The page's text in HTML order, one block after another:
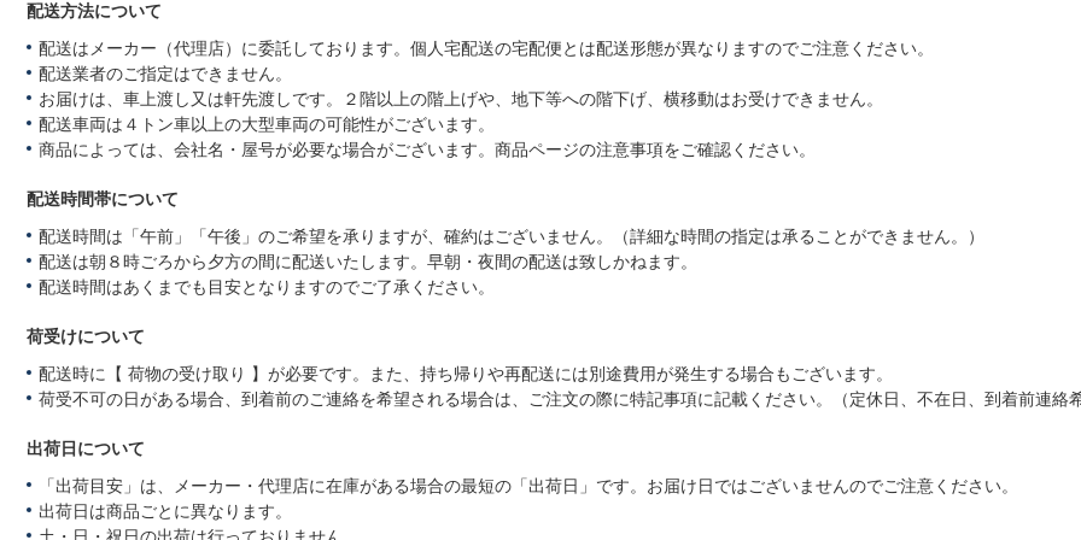
配送方法について
配送はメーカー（代理店）に委託しております。個人宅配送の宅配便とは配送形態が異なりますのでご注意ください。
配送業者のご指定はできません。
お届けは、車上渡し又は軒先渡しです。２階以上の階上げや、地下等への階下げ、横移動はお受けできません。
配送車両は４トン車以上の大型車両の可能性がございます。
商品によっては、会社名・屋号が必要な場合がございます。商品ページの注意事項をご確認ください。
配送時間帯について
配送時間は「午前」「午後」のご希望を承りますが、確約はございません。（詳細な時間の指定は承ることができません。）
配送は朝８時ごろから夕方の間に配送いたします。早朝・夜間の配送は致しかねます。
配送時間はあくまでも目安となりますのでご了承ください。
荷受けについて
配送時に【 荷物の受け取り 】が必要です。また、持ち帰りや再配送には別途費用が発生する場合もございます。
荷受不可の日がある場合、到着前のご連絡を希望される場合は、ご注文の際に特記事項に記載ください。（定休日、不在日、到着前連絡
出荷日について
「出荷目安」は、メーカー・代理店に在庫がある場合の最短の「出荷日」です。お届け日ではございませんのでご注意ください。
出荷日は商品ごとに異なります。
土・日・祝日の出荷は行っておりません。